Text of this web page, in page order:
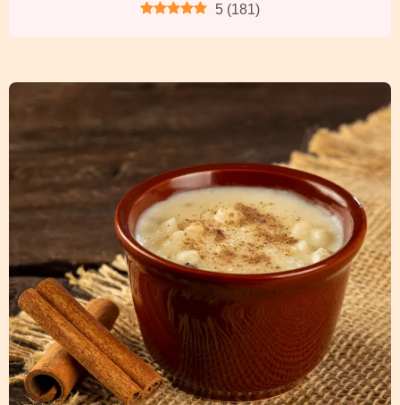
5 (181)